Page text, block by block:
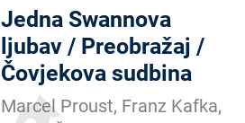
Jedna Swannova
ljubav / Preobražaj /
Čovjekova sudbina
Marcel Proust, Franz Kafka,